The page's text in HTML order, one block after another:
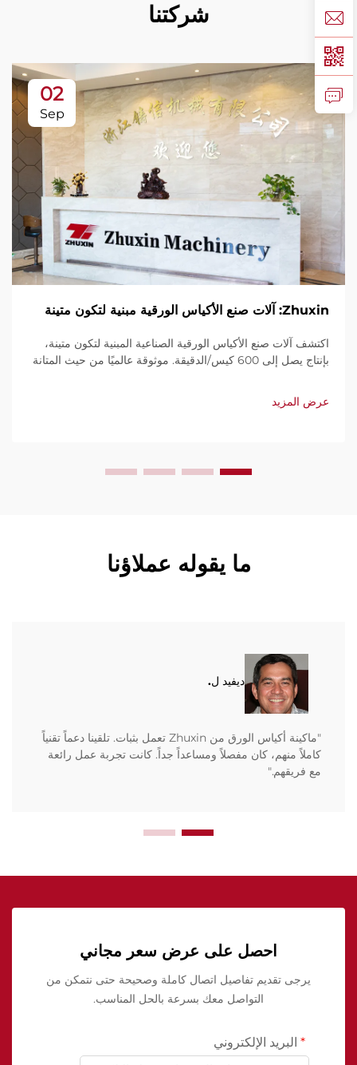
شركتنا
02
Sep
Zhuxin: آلات صنع الأكياس الورقية مبنية لتكون متينة
اكتشف آلات صنع الأكياس الورقية الصناعية المبنية لتكون متينة،
بإنتاج يصل إلى 600 كيس/الدقيقة. موثوقة عالميًا من حيث المتانة
وخدمة سريعة. اطلب عرض سعر اليوم.
عرض المزيد
ما يقوله عملاؤنا
ديفيد ل.
"ماكينة أكياس الورق من Zhuxin تعمل بثبات. تلقينا دعماً تقنياً
كاملاً منهم، كان مفصلاً ومساعداً جداً. كانت تجربة عمل رائعة
مع فريقهم."
احصل على عرض سعر مجاني
يرجى تقديم تفاصيل اتصال كاملة وصحيحة حتى نتمكن من
التواصل معك بسرعة بالحل المناسب.
البريد الإلكتروني